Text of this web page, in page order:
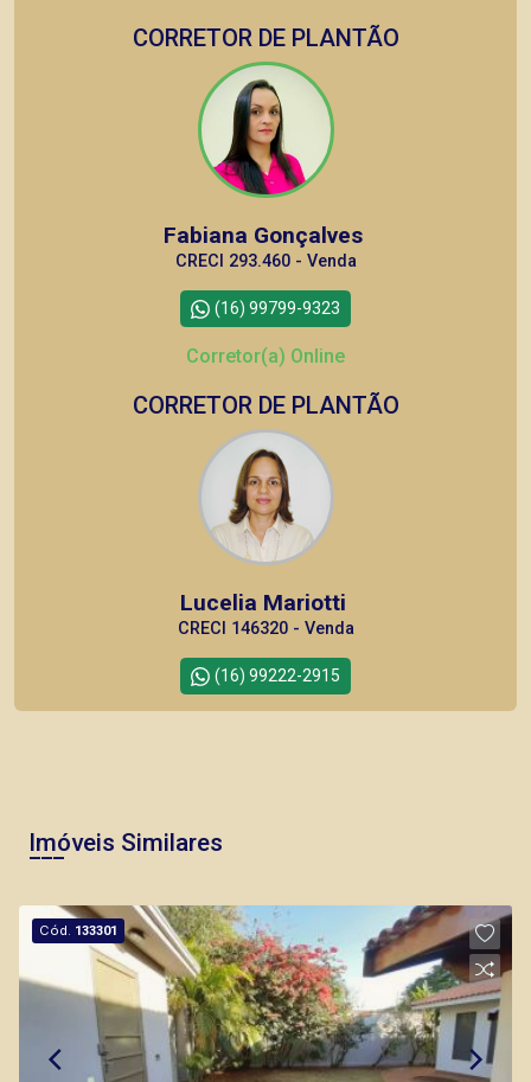
CORRETOR DE PLANTÃO
Fabiana Gonçalves
CRECI 293.460 - Venda
(16) 99799-9323
Corretor(a) Online
CORRETOR DE PLANTÃO
Lucelia Mariotti
CRECI 146320 - Venda
(16) 99222-2915
Murilo Bazilio
CRECI 307.010 - Venda
(16) 98119-7226
Corretor(a) Online
Imóveis Similares
Cód. 133301